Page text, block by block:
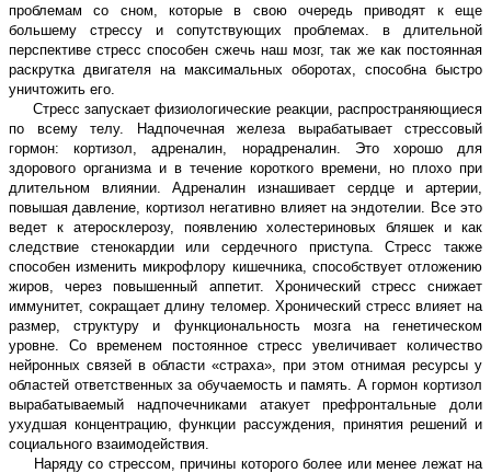
проблемам со сном, которые в свою очередь приводят к еще
большему стрессу и сопутствующих проблемах. в длительной
перспективе стресс способен сжечь наш мозг, так же как постоянная
раскрутка двигателя на максимальных оборотах, способна быстро
уничтожить его.
Стресс запускает физиологические реакции, распространяющиеся
по всему телу. Надпочечная железа вырабатывает стрессовый
гормон: кортизол, адреналин, норадреналин. Это хорошо для
здорового организма и в течение короткого времени, но плохо при
длительном влиянии. Адреналин изнашивает сердце и артерии,
повышая давление, кортизол негативно влияет на эндотелии. Все это
ведет к атеросклерозу, появлению холестериновых бляшек и как
следствие стенокардии или сердечного приступа. Стресс также
способен изменить микрофлору кишечника, способствует отложению
жиров, через повышенный аппетит. Хронический стресс снижает
иммунитет, сокращает длину теломер. Хронический стресс влияет на
размер, структуру и функциональность мозга на генетическом
уровне. Со временем постоянное стресс увеличивает количество
нейронных связей в области «страха», при этом отнимая ресурсы у
областей ответственных за обучаемость и память. А гормон кортизол
вырабатываемый надпочечниками атакует префронтальные доли
ухудшая концентрацию, функции рассуждения, принятия решений и
социального взаимодействия.
Наряду со стрессом, причины которого более или менее лежат на